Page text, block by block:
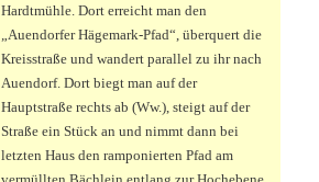
Hardtmühle. Dort erreicht man den
„Auendorfer Hägemark-Pfad“, überquert die
Kreisstraße und wandert parallel zu ihr nach
Auendorf. Dort biegt man auf der
Hauptstraße rechts ab (Ww.), steigt auf der
Straße ein Stück an und nimmt dann bei
letzten Haus den ramponierten Pfad am